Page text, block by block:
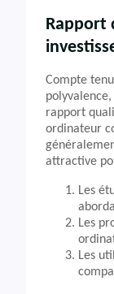
Rapport
Compte
rapport
ordinateur
attractive
Les
Les
Les